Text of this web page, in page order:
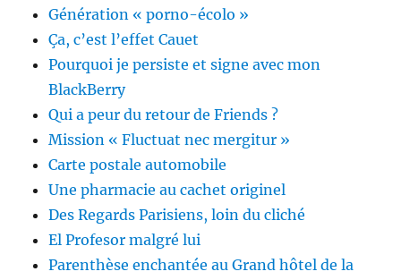
Génération « porno-écolo »
Ça, c’est l’effet Cauet
Pourquoi je persiste et signe avec mon
BlackBerry
Qui a peur du retour de Friends ?
Mission « Fluctuat nec mergitur »
Carte postale automobile
Une pharmacie au cachet originel
Des Regards Parisiens, loin du cliché
El Profesor malgré lui
Parenthèse enchantée au Grand hôtel de la